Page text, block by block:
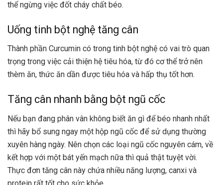
thể ngừng việc đốt cháy chất béo.
Uống tinh bột nghệ tăng cân
Thành phần Curcumin có trong tinh bột nghệ có vai trò quan
trọng trong việc cải thiện hệ tiêu hóa, từ đó cơ thể trở nên
thèm ăn, thức ăn dần được tiêu hóa và hấp thụ tốt hơn.
Tăng cân nhanh bằng bột ngũ cốc
Nếu bạn đang phân vân không biết ăn gì để béo nhanh nhất
thì hãy bổ sung ngay một hộp ngũ cốc để sử dụng thường
xuyên hàng ngày. Nên chọn các loại ngũ cốc nguyên cám, về
kết hợp với một bát yến mạch nữa thì quả thật tuyệt vời.
Thực đơn tăng cân này chứa nhiều năng lượng, canxi và